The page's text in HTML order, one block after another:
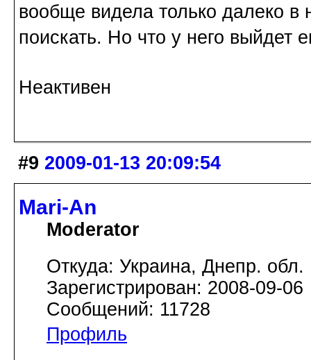
вообще видела только далеко
поискать. Но что у него выйдет
Неактивен
#9 2009-01-13 20:09:54
Mari-An
Moderator
Откуда: Украина, Днепр. обл.
Зарегистрирован: 2008-09-06
Сообщений: 11728
Профиль